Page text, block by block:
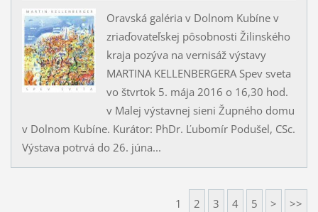
Oravská galéria v Dolnom Kubíne v
zriaďovateľskej pôsobnosti Žilinského
kraja pozýva na vernisáž výstavy
MARTINA KELLENBERGERA Spev sveta
vo štvrtok 5. mája 2016 o 16,30 hod.
v Malej výstavnej sieni Župného domu
v Dolnom Kubíne. Kurátor: PhDr. Ľubomír Podušel, CSc.
Výstava potrvá do 26. júna...
1 2 3 4 5 > >>